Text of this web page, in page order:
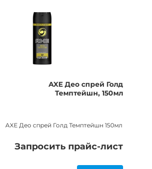
AXE Део спрей Голд
Темптейшн, 150мл
AXE Део спрей Голд Темптейшн 150мл
Запросить прайс-лист